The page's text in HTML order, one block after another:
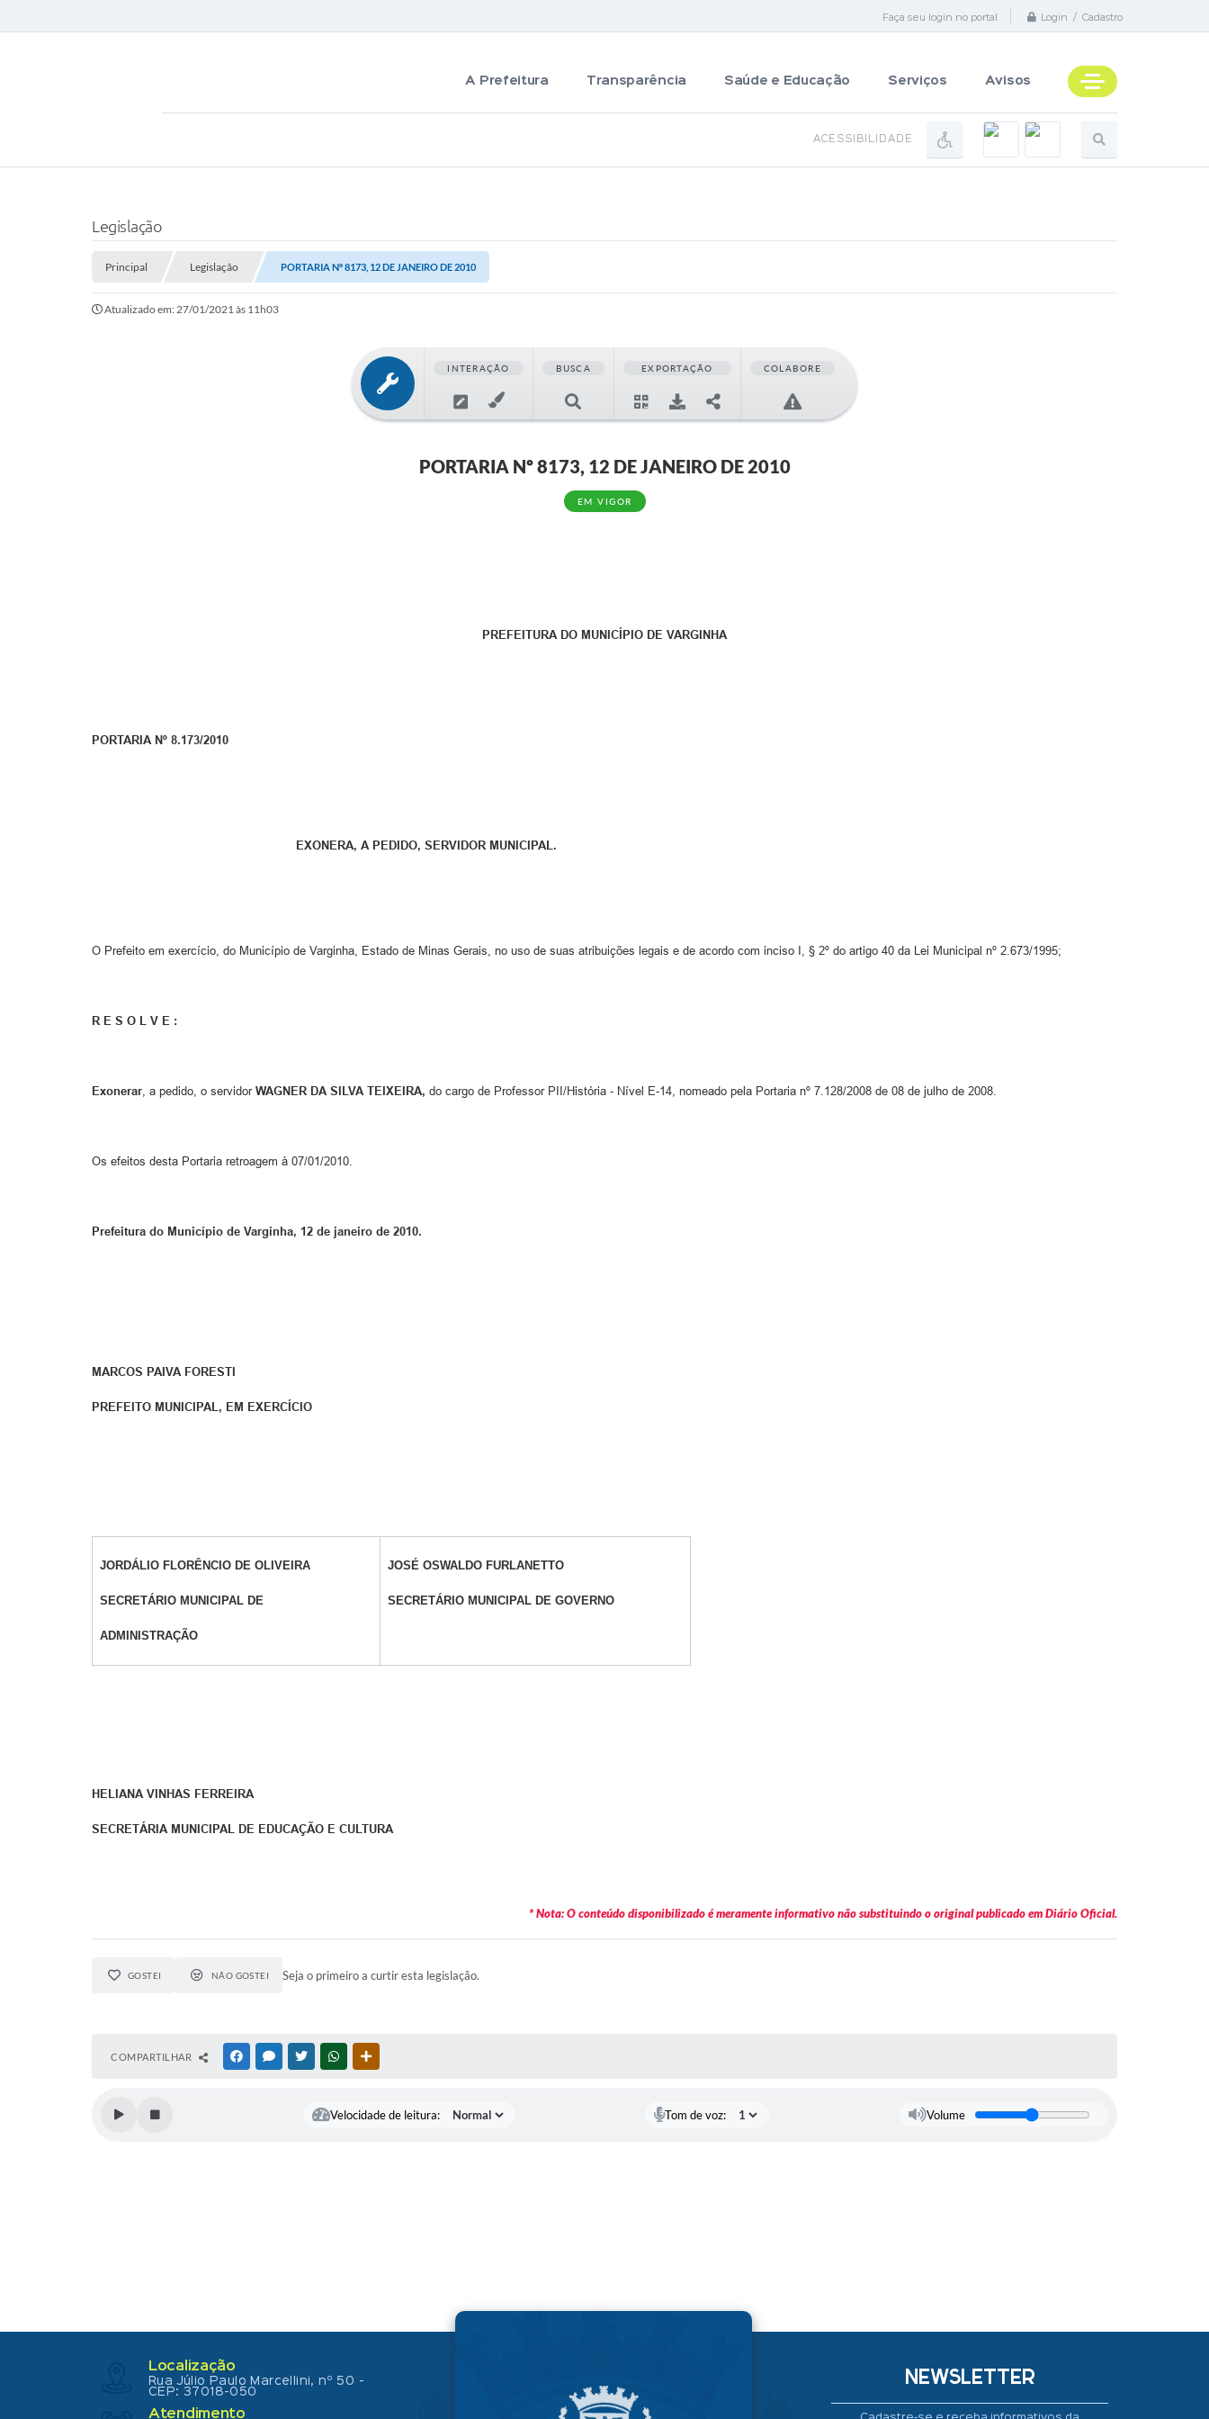
Faça seu login no portal Login / Cadastro
A Prefeitura Transparência Saúde e Educação Serviços Avisos
ACESSIBILIDADE
Legislação
Principal Legislação PORTARIA Nº 8173, 12 DE JANEIRO DE 2010
Atualizado em: 27/01/2021 às 11h03
INTERAÇÃO BUSCA EXPORTAÇÃO COLABORE
PORTARIA Nº 8173, 12 DE JANEIRO DE 2010
EM VIGOR
PREFEITURA DO MUNICÍPIO DE VARGINHA
PORTARIA Nº 8.173/2010
EXONERA, A PEDIDO, SERVIDOR MUNICIPAL.
O Prefeito em exercício, do Município de Varginha, Estado de Minas Gerais, no uso de suas atribuições legais e de acordo com inciso I, § 2º do artigo 40 da Lei Municipal nº 2.673/1995;
R E S O L V E :
Exonerar , a pedido, o servidor WAGNER DA SILVA TEIXEIRA, do cargo de Professor PII/História - Nível E-14, nomeado pela Portaria nº 7.128/2008 de 08 de julho de 2008.
Os efeitos desta Portaria retroagem à 07/01/2010.
Prefeitura do Município de Varginha, 12 de janeiro de 2010.
MARCOS PAIVA FORESTI
PREFEITO MUNICIPAL, EM EXERCÍCIO
JORDÁLIO FLORÊNCIO DE OLIVEIRA
SECRETÁRIO MUNICIPAL DE
ADMINISTRAÇÃO
JOSÉ OSWALDO FURLANETTO
SECRETÁRIO MUNICIPAL DE GOVERNO
HELIANA VINHAS FERREIRA
SECRETÁRIA MUNICIPAL DE EDUCAÇÃO E CULTURA
* Nota: O conteúdo disponibilizado é meramente informativo não substituindo o original publicado em Diário Oficial.
GOSTEI NÃO GOSTEI Seja o primeiro a curtir esta legislação.
COMPARTILHAR FACEBOOKMESSENGER
TWITTERWHATSAPP
Velocidade de leitura: Tom de voz: Volume
Localização
Rua Júlio Paulo Marcellini, nº 50 -
CEP: 37018-050
Atendimento
NEWSLETTER